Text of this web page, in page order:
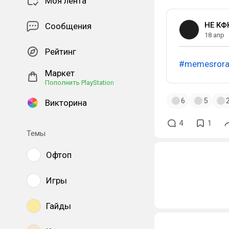
Сообщения
Рейтинг
Маркет
Пополнить PlayStation
Викторина
Темы
Офтоп
Игры
Гайды
НЕ
18 апр
#memesrora
6 5
4 1